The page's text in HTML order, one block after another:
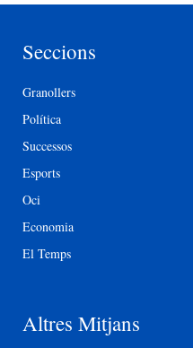
Seccions
Granollers
Política
Successos
Esports
Oci
Economia
El Temps
Altres Mitjans